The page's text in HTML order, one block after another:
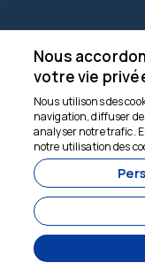
ENTREPRISE
Forfaits de voyage
Galerie
À propos de nous
Communication
blogs
Nous
votre vie
Nous utilisons des
navigation, diffuser
analyser notre trafic.
notre utilisation des
Nous sommes là
vous aider